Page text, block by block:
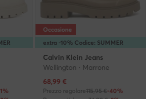
extra -10% Codice: SUMMER
Occasione
Calvin Klein Jeans
Wellington · Marrone
Prezzo attuale
68,99 €
Prezzo regolare115,95 €-40%